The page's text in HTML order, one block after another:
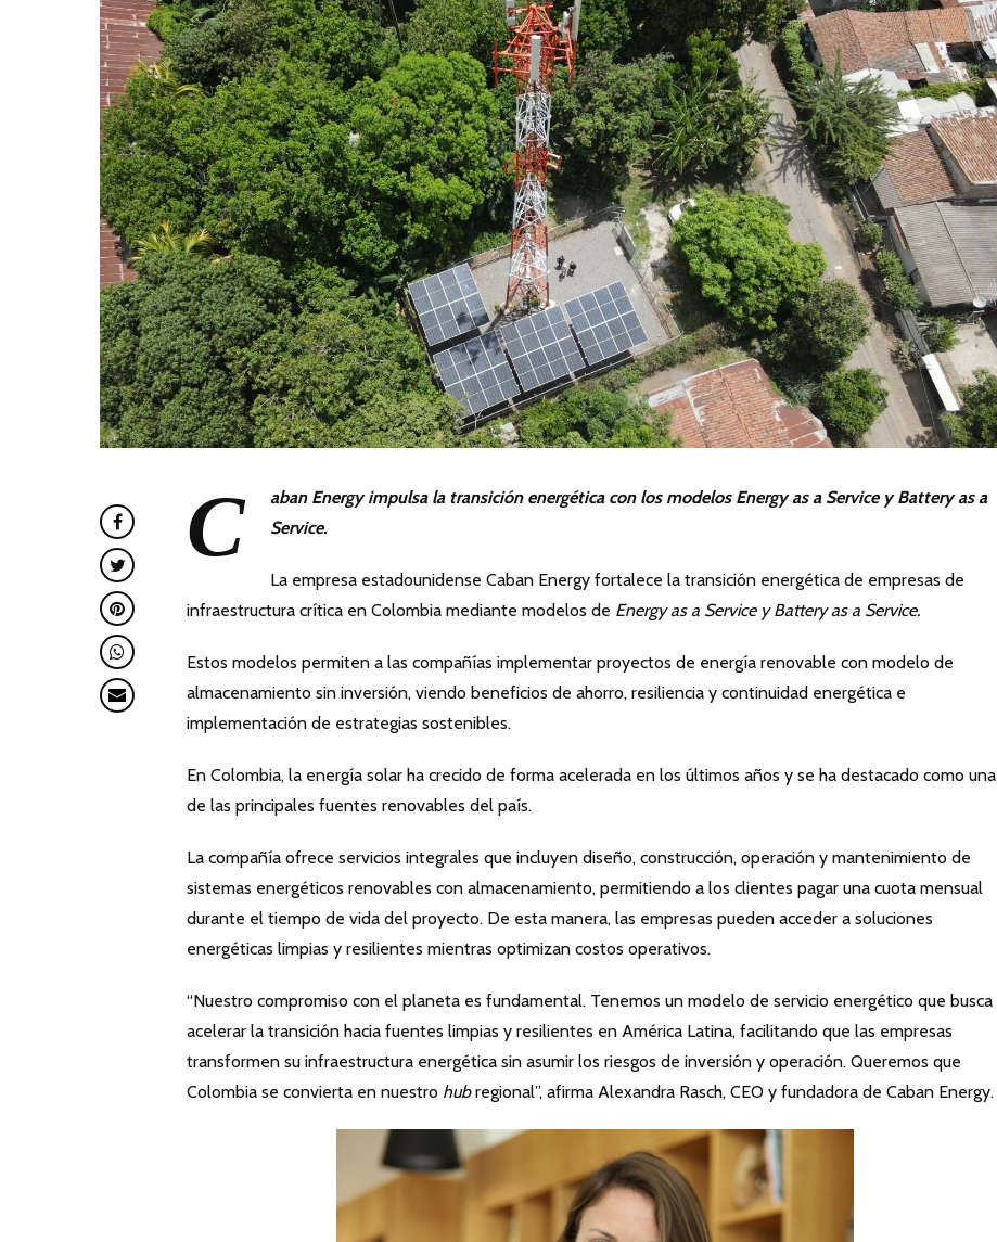
C
aban Energy impulsa la transición energética con los modelos Energy as a Service y Battery as a
Service.
La empresa estadounidense Caban Energy fortalece la transición energética de empresas de
infraestructura crítica en Colombia mediante modelos de Energy as a Service y Battery as a Service.
Estos modelos permiten a las compañías implementar proyectos de energía renovable con modelo de
almacenamiento sin inversión, viendo beneficios de ahorro, resiliencia y continuidad energética e
implementación de estrategias sostenibles.
En Colombia, la energía solar ha crecido de forma acelerada en los últimos años y se ha destacado como una
de las principales fuentes renovables del país.
La compañía ofrece servicios integrales que incluyen diseño, construcción, operación y mantenimiento de
sistemas energéticos renovables con almacenamiento, permitiendo a los clientes pagar una cuota mensual
durante el tiempo de vida del proyecto. De esta manera, las empresas pueden acceder a soluciones
energéticas limpias y resilientes mientras optimizan costos operativos.
“Nuestro compromiso con el planeta es fundamental. Tenemos un modelo de servicio energético que busca
acelerar la transición hacia fuentes limpias y resilientes en América Latina, facilitando que las empresas
transformen su infraestructura energética sin asumir los riesgos de inversión y operación. Queremos que
Colombia se convierta en nuestro hubregional”, afirma Alexandra Rasch, CEO y fundadora de Caban Energy.